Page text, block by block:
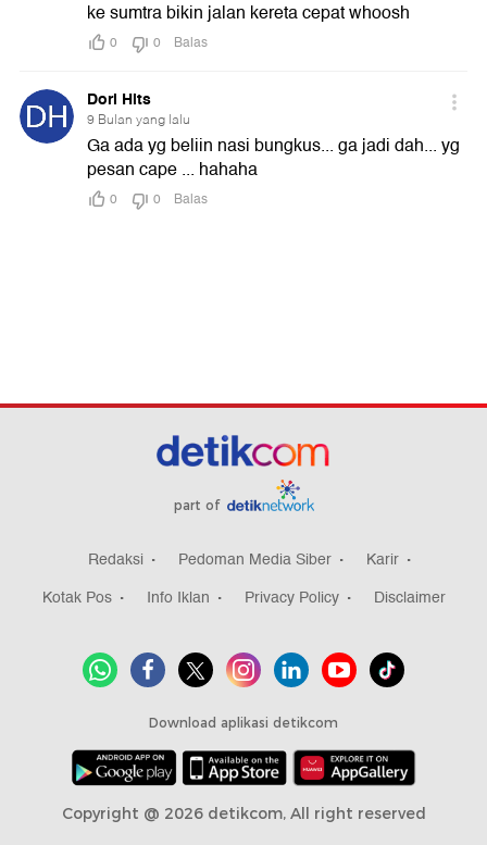
part of
Redaksi Pedoman Media Siber
Karir
Kotak Pos
Info Iklan Privacy Policy Disclaimer
Download aplikasi detikcom
Copyright @ 2026 detikcom, All right reserved